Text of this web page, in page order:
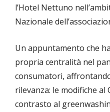
l’Hotel Nettuno
Nazionale
Un appuntamento che
propria centralità nel
consumatori,
rilevanza: le modifiche al
contrasto al